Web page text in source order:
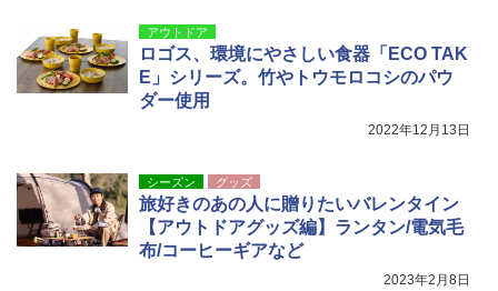
アウトドア
ロゴス、環境にやさしい食器「ECO TAK
E」シリーズ。竹やトウモロコシのパウ
ダー使用
2022年12月13日
シーズン グッズ
旅好きのあの人に贈りたいバレンタイン
【アウトドアグッズ編】ランタン/電気毛
布/コーヒーギアなど
2023年2月8日